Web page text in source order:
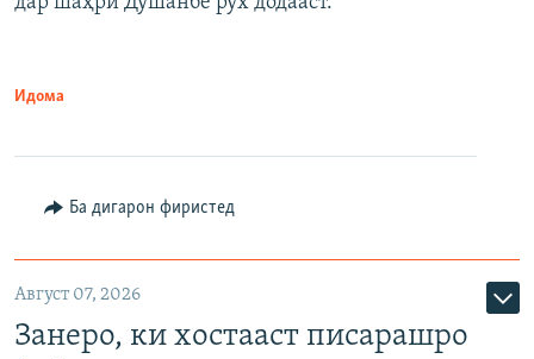
Идома
Ба дигарон фиристед
Август 07, 2026
Занеро, ки хостааст писарашро